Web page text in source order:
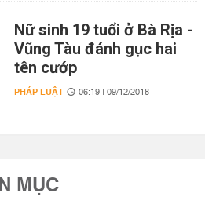
Nữ sinh 19 tuổi ở Bà Rịa -
Vũng Tàu đánh gục hai
tên cướp
PHÁP LUẬT 06:19 | 09/12/2018
MỤC